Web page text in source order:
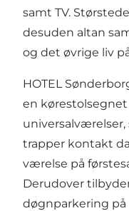
samt TV.
desuden altan
og det øvrige liv
HOTEL
en
trapper kontakt
værelse på
Derudover
døgnparkering på